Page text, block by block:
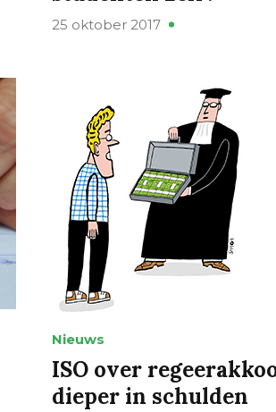
25 oktober 2017
Nieuws
ISO over
dieper in schulden